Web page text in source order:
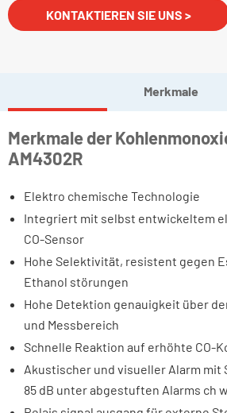
KONTAKTIEREN SIE UNS >
Merkmale
Merkmale der
AM4302R
Elektro chemische Technologie
Integriert mit selbst entwickeltem
CO-Sensor
Hohe Selektivität, resistent gegen
Ethanol störungen
Hohe Detektion genauigkeit über
und Messbereich
Schnelle Reaktion auf erhöhte CO-
Akustischer und visueller Alarm mit
85 dB unter abgestuften Alarms ch